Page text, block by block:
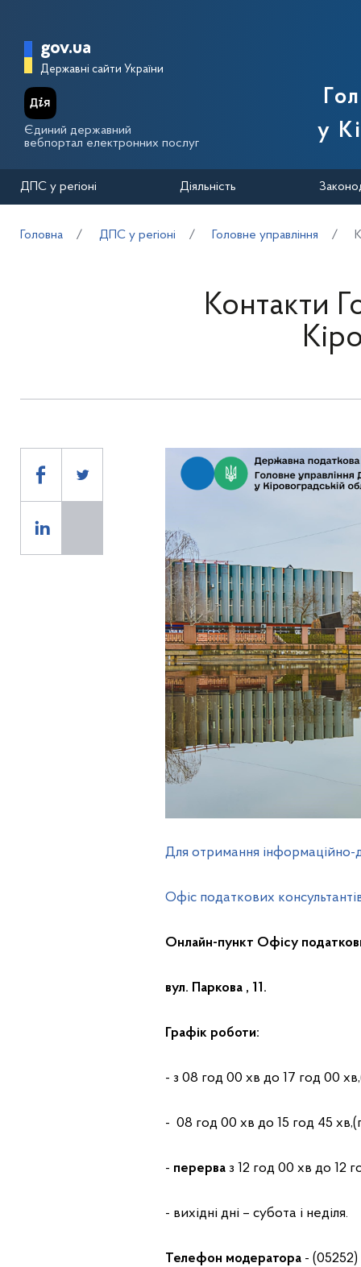
Головна сторінка Державної
gov.ua
Державні сайти України
Єдиний державний
вебпортал електронних послуг
у
ДПС у регіоні Діяльність
Головна ДПС у регіоні Головне управління
Контакти
Для отримання
Офіс податкових
Онлайн-пункт Офісу
вул. Паркова , 11.
Графік роботи:
- з 08 год 00 хв до 17 год 00
- 08 год 00 хв до 15 год 45
- перерваз 12 год 00 хв до 12
- вихідні дні – субота і неділя.
Телефон модератора- (05252)